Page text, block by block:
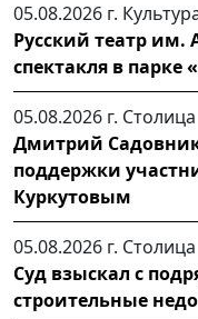
05.08.2026 г.
Русский театр им.
спектакля в парке
05.08.2026 г. Столица
Дмитрий
поддержки
Куркутовым
05.08.2026 г. Столица
Суд взыскал с
строительные